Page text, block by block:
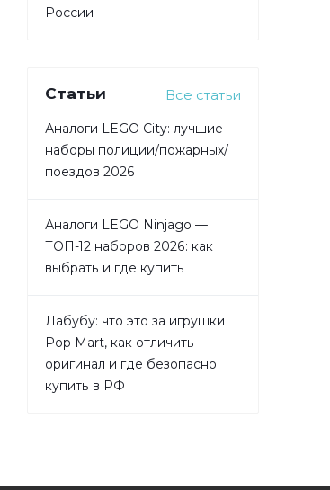
России
Статьи Все статьи
Аналоги LEGO City: лучшие
наборы полиции/пожарных/
поездов 2026
Аналоги LEGO Ninjago —
ТОП-12 наборов 2026: как
выбрать и где купить
Лабубу: что это за игрушки
Pop Mart, как отличить
оригинал и где безопасно
купить в РФ